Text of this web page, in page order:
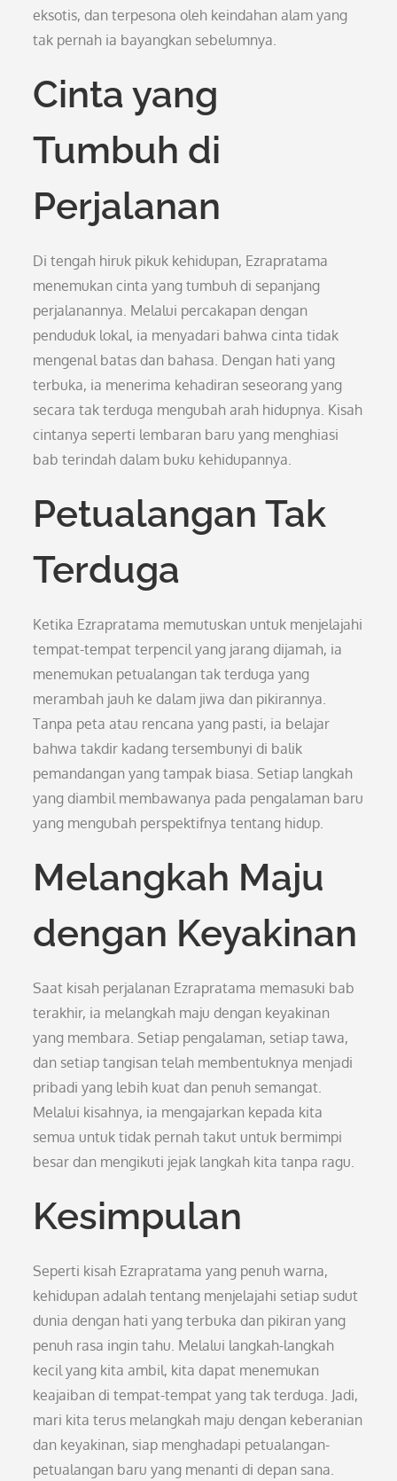
eksotis, dan terpesona oleh keindahan alam yang
tak pernah ia bayangkan sebelumnya.
Cinta yang
Tumbuh di
Perjalanan
Di tengah hiruk pikuk kehidupan, Ezrapratama
menemukan cinta yang tumbuh di sepanjang
perjalanannya. Melalui percakapan dengan
penduduk lokal, ia menyadari bahwa cinta tidak
mengenal batas dan bahasa. Dengan hati yang
terbuka, ia menerima kehadiran seseorang yang
secara tak terduga mengubah arah hidupnya. Kisah
cintanya seperti lembaran baru yang menghiasi
bab terindah dalam buku kehidupannya.
Petualangan Tak
Terduga
Ketika Ezrapratama memutuskan untuk menjelajahi
tempat-tempat terpencil yang jarang dijamah, ia
menemukan petualangan tak terduga yang
merambah jauh ke dalam jiwa dan pikirannya.
Tanpa peta atau rencana yang pasti, ia belajar
bahwa takdir kadang tersembunyi di balik
pemandangan yang tampak biasa. Setiap langkah
yang diambil membawanya pada pengalaman baru
yang mengubah perspektifnya tentang hidup.
Melangkah Maju
dengan Keyakinan
Saat kisah perjalanan Ezrapratama memasuki bab
terakhir, ia melangkah maju dengan keyakinan
yang membara. Setiap pengalaman, setiap tawa,
dan setiap tangisan telah membentuknya menjadi
pribadi yang lebih kuat dan penuh semangat.
Melalui kisahnya, ia mengajarkan kepada kita
semua untuk tidak pernah takut untuk bermimpi
besar dan mengikuti jejak langkah kita tanpa ragu.
Kesimpulan
Seperti kisah Ezrapratama yang penuh warna,
kehidupan adalah tentang menjelajahi setiap sudut
dunia dengan hati yang terbuka dan pikiran yang
penuh rasa ingin tahu. Melalui langkah-langkah
kecil yang kita ambil, kita dapat menemukan
keajaiban di tempat-tempat yang tak terduga. Jadi,
mari kita terus melangkah maju dengan keberanian
dan keyakinan, siap menghadapi petualangan-
petualangan baru yang menanti di depan sana.